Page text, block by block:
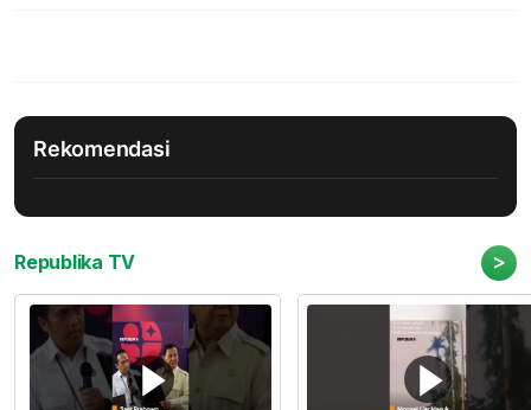
Rekomendasi
Republika TV >